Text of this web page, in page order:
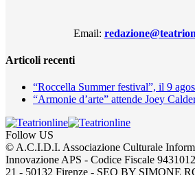
Email:
Articoli recenti
“Roccella Summer festival”, il 9
“Armonie d’arte” attende Joey
Follow US
© A.C.I.D.I. Associazione Culturale
Innovazione APS - Codice Fiscale
21 - 50132 Firenze - SEO BY SIMONE